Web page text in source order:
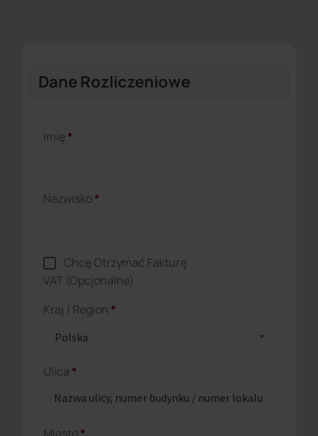
Dane Rozliczeniowe
Imię*
Nazwisko*
Chcę Otrzymać Fakturę
VAT (opcjonalne)
Kraj / Region *
Polska
Ulica *